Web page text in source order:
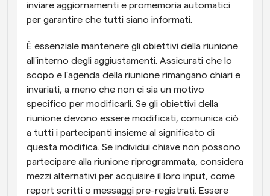
inviare aggiornamenti e promemoria automatici
per garantire che tutti siano informati.
È essenziale mantenere gli obiettivi della riunione
all'interno degli aggiustamenti. Assicurati che lo
scopo e l'agenda della riunione rimangano chiari e
invariati, a meno che non ci sia un motivo
specifico per modificarli. Se gli obiettivi della
riunione devono essere modificati, comunica ciò
a tutti i partecipanti insieme al significato di
questa modifica. Se individui chiave non possono
partecipare alla riunione riprogrammata, considera
mezzi alternativi per acquisire il loro input, come
report scritti o messaggi pre-registrati. Essere